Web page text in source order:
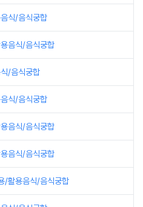
식/음식궁합
음식/음식궁합
/음식궁합
식/음식궁합
음식/음식궁합
음식/음식궁합
/활용음식/음식궁합